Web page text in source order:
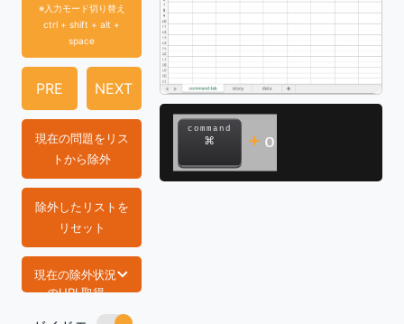
※入力モード切り替え
ctrl + shift + alt +
space
PRE NEXT
現在の問題をリス
トから除外
除外したリストを
リセット
現在の除外状況
のURL取得
⌘
command
+ o